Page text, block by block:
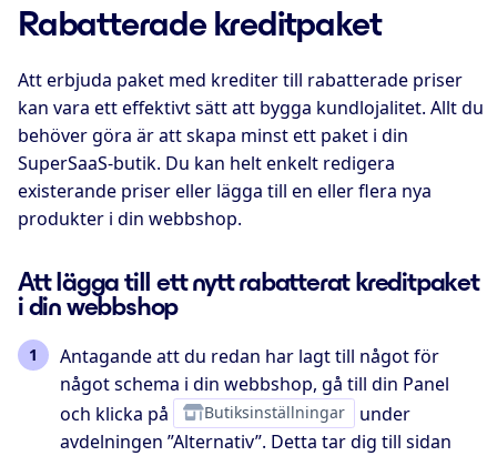
Rabatterade kreditpaket
Att erbjuda paket med krediter till rabatterade priser
kan vara ett effektivt sätt att bygga kundlojalitet. Allt du
behöver göra är att skapa minst ett paket i din
SuperSaaS-butik. Du kan helt enkelt redigera
existerande priser eller lägga till en eller flera nya
produkter i din webbshop.
Att lägga till ett nytt rabatterat kreditpaket
i din webbshop
Antagande att du redan har lagt till något för
något schema i din webbshop, gå till din Panel
och klicka på
Butiksinställningar
under
avdelningen ”Alternativ”. Detta tar dig till sidan